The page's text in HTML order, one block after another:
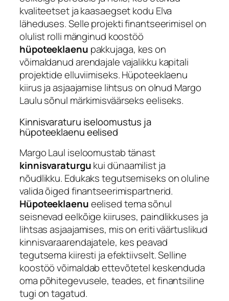
kvaliteetset ja kaasaegset kodu Elva
läheduses. Selle projekti finantseerimisel on
olulist rolli mänginud koostöö
hüpoteeklaenu pakkujaga, kes on
võimaldanud arendajale vajalikku kapitali
projektide elluviimiseks. Hüpoteeklaenu
kiirus ja asjaajamise lihtsus on olnud Margo
Laulu sõnul märkimisväärseks eeliseks.
Kinnisvaraturu iseloomustus ja
hüpoteeklaenu eelised
Margo Laul iseloomustab tänast
kinnisvaraturgukui dünaamilist ja
nõudlikku. Edukaks tegutsemiseks on oluline
valida õiged finantseerimispartnerid.
Hüpoteeklaenueelised tema sõnul
seisnevad eelkõige kiiruses, paindlikkuses ja
lihtsas asjaajamises, mis on eriti väärtuslikud
kinnisvaraarendajatele, kes peavad
tegutsema kiiresti ja efektiivselt. Selline
koostöö võimaldab ettevõtetel keskenduda
oma põhitegevusele, teades, et finantsiline
tugi on tagatud.